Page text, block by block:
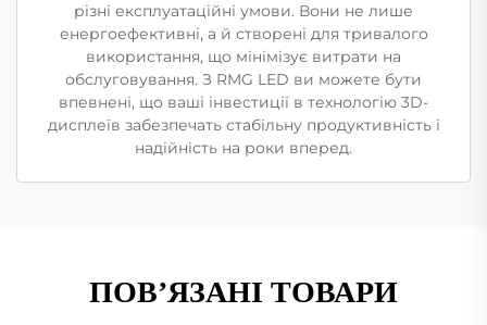
різні експлуатаційні умови. Вони не лише
енергоефективні, а й створені для тривалого
використання, що мінімізує витрати на
обслуговування. З RMG LED ви можете бути
впевнені, що ваші інвестиції в технологію 3D-
дисплеїв забезпечать стабільну продуктивність і
надійність на роки вперед.
ПОВ’ЯЗАНІ ТОВАРИ